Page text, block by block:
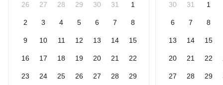
26 27 28 29 30 31 1
2 3 4 5 6 7 8
9 10 11 12 13 14 15
16 17 18 19 20 21 22
23 24 25 26 27 28 29
30 31 1
6 7 8
13 14 15
20 21 22
27 28 29